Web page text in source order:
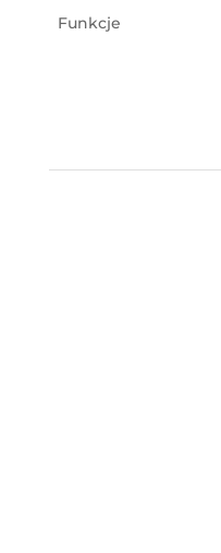
Funkcje